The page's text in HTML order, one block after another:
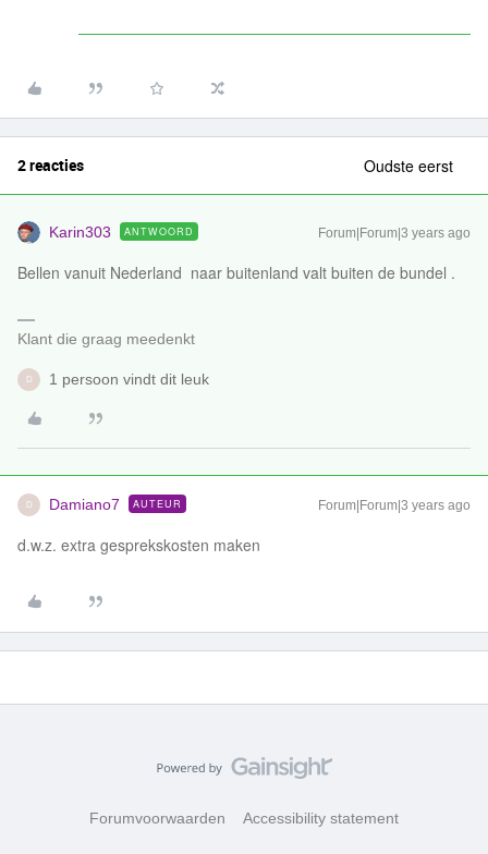
2 reacties Oudste eerst
Karin303 ANTWOORD Forum|Forum|3 years ago
Bellen vanuit Nederland naar buitenland valt buiten de bundel .
Klant die graag meedenkt
D 1 persoon vindt dit leuk
D Damiano7 AUTEUR Forum|Forum|3 years ago
d.w.z. extra gesprekskosten maken
Forumvoorwaarden Accessibility statement